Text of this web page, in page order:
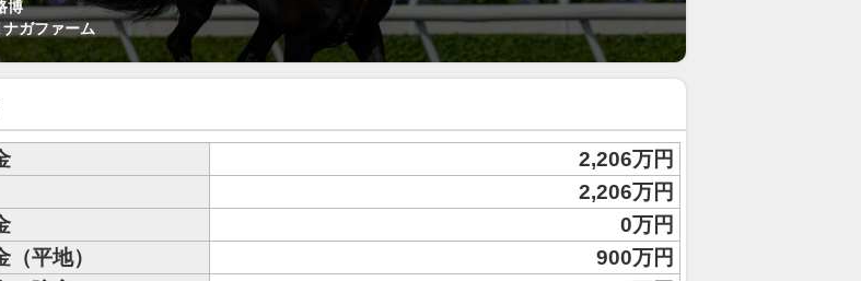
博
ガファーム
2,206万円
2,206万円
0万円
（平地）
900万円